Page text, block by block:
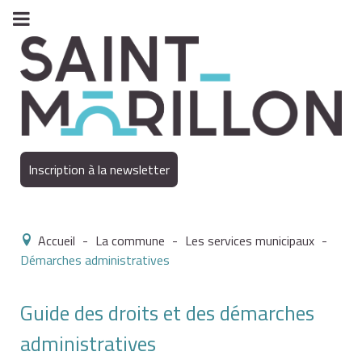
Inscription à la newsletter
Accueil - La commune - Les services municipaux -
Démarches administratives
Guide des droits et des démarches
administratives